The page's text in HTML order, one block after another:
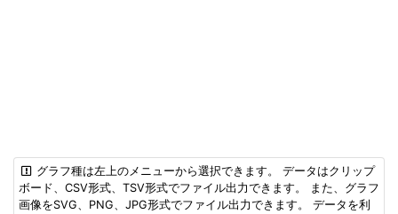
グラフ種は左上のメニューから選択できます。 データはクリップ
ボード、CSV形式、TSV形式でファイル出力できます。 また、グラフ
画像をSVG、PNG、JPG形式でファイル出力できます。 データを利